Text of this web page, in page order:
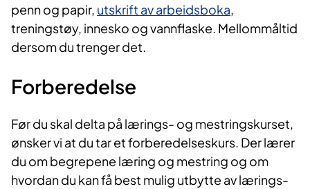
penn og papir, utskrift av arbeidsboka,
treningstøy, innesko og vannflaske. Mellommåltid
dersom du trenger det.
Forberedelse
Før du skal delta på lærings- og mestringskurset,
ønsker vi at du tar et forberedelseskurs. Der lærer
du om begrepene læring og mestring og om
hvordan du kan få best mulig utbytte av lærings-